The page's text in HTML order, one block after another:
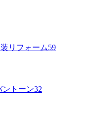
リフォーム59
ントーン32